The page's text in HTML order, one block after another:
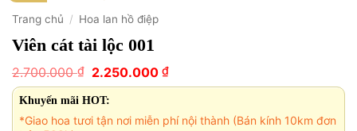
Trang chủ / Hoa lan hồ điệp
Viên cát tài lộc 001
2.700.000₫ Giá
gốc
là:
2.700.000 ₫.
2.250.000 ₫Giá
hiện
2.250.000 ₫.
Khuyến mãi HOT:
*Giao hoa tươi tận nơi miễn phí nội thành (Bán kính 10km đơn